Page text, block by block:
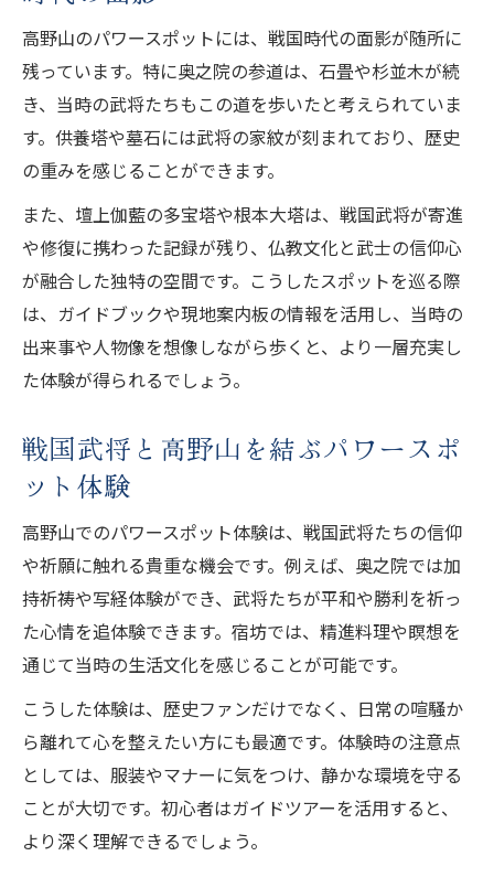
高野山のパワースポットには、戦国時代の面影が随所に
残っています。特に奥之院の参道は、石畳や杉並木が続
き、当時の武将たちもこの道を歩いたと考えられていま
す。供養塔や墓石には武将の家紋が刻まれており、歴史
の重みを感じることができます。
また、壇上伽藍の多宝塔や根本大塔は、戦国武将が寄進
や修復に携わった記録が残り、仏教文化と武士の信仰心
が融合した独特の空間です。こうしたスポットを巡る際
は、ガイドブックや現地案内板の情報を活用し、当時の
出来事や人物像を想像しながら歩くと、より一層充実し
た体験が得られるでしょう。
戦国武将と高野山を結ぶパワースポ
ット体験
高野山でのパワースポット体験は、戦国武将たちの信仰
や祈願に触れる貴重な機会です。例えば、奥之院では加
持祈祷や写経体験ができ、武将たちが平和や勝利を祈っ
た心情を追体験できます。宿坊では、精進料理や瞑想を
通じて当時の生活文化を感じることが可能です。
こうした体験は、歴史ファンだけでなく、日常の喧騒か
ら離れて心を整えたい方にも最適です。体験時の注意点
としては、服装やマナーに気をつけ、静かな環境を守る
ことが大切です。初心者はガイドツアーを活用すると、
より深く理解できるでしょう。